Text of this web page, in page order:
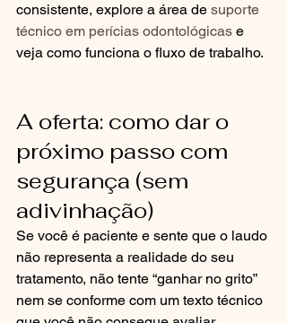
consistente, explore a área de suporte
técnico em perícias odontológicas e
veja como funciona o fluxo de trabalho.
A oferta: como dar o
próximo passo com
segurança (sem
adivinhação)
Se você é paciente e sente que o laudo
não representa a realidade do seu
tratamento, não tente “ganhar no grito”
nem se conforme com um texto técnico